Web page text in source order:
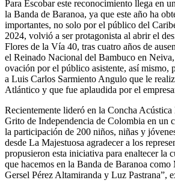
Para Escobar este reconocimiento llega en
la Banda de Baranoa, ya que este año ha
importantes, no solo por el público del
2024, volvió a ser protagonista al abrir el
Flores de la Vía 40, tras cuatro años de
el Reinado Nacional del Bambuco en
ovación por el público asistente, así mismo,
a Luis Carlos Sarmiento Angulo que le
Atlántico y que fue aplaudida por el
Recientemente lideró en la Concha
Grito de Independencia de Colombia en un
la participación de 200 niños, niñas y
desde La Majestuosa agradecer a los
propusieron esta iniciativa para enaltecer la
que hacemos en la Banda de Baranoa
Gersel Pérez Altamiranda y Luz Pastrana”,